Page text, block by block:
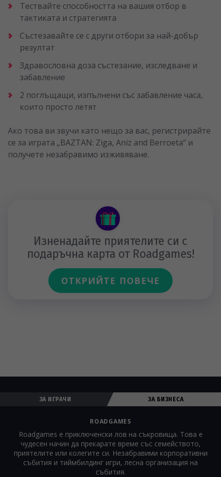
Тествайте способността на вашия отбор в
тактиката и стратегията
Състезавайте се с други отбори за най-добър
резултат
Здравословна доза състезание, изследване и
забавление
2 поглъщащи, изпълнени със забавление часа,
които просто летят
Ако това ви звучи като нещо за вас, регистрирайте
се за играта „BAZTAN: Ziga, Aniz and Berroeta“ и
получете незабравимо изживяване.
Изненадайте приятелите си с
подаръчна карта от Roadgames!
ОТКРИЙТЕ ПОВЕЧЕ
ЗА ИГРАЧИ ЗА БИЗНЕСА
ROADGAMES
Roadgames е приключенски лов на съкровища. Това е
чудесен начин да прекарате време със семейството,
приятелите или колегите си. Незабравими корпоративни
събития и тиймбилдинг игри, лесна организация на
събития.